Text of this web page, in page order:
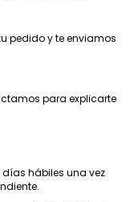
pedido y te enviamos
para explicarte
días hábiles una vez